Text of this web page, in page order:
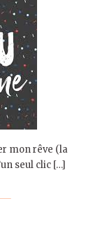
mon rêve (la
seul clic […]